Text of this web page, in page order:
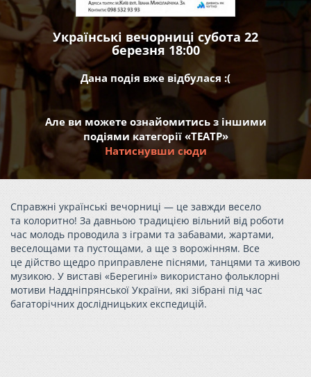
Українські вечорниці субота 22
березня 18:00
Дана подія вже відбулася :(
Але ви можете ознайомитись з іншими
подіями категорії «ТЕАТР»
Натиснувши сюди
Справжні українські вечорниці — це завжди весело
та колоритно! За давньою традицією вільний від роботи
час молодь проводила з іграми та забавами, жартами,
веселощами та пустощами, а ще з ворожінням. Все
це дійство щедро приправлене піснями, танцями та живою
музикою. У виставі «Берегині» використано фольклорні
мотиви Наддніпрянської України, які зібрані під час
багаторічних дослідницьких експедицій.